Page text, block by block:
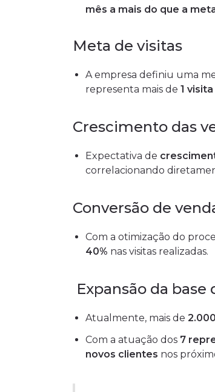
mês a mais do que a
Meta de visitas
A empresa definiu uma
representa mais de 1
Crescimento das
Expectativa de
correlacionando
Conversão de
Com a otimização do
40% nas visitas realizadas.
Expansão da
Atualmente, mais de
Com a atuação dos 7
novos clientes nos